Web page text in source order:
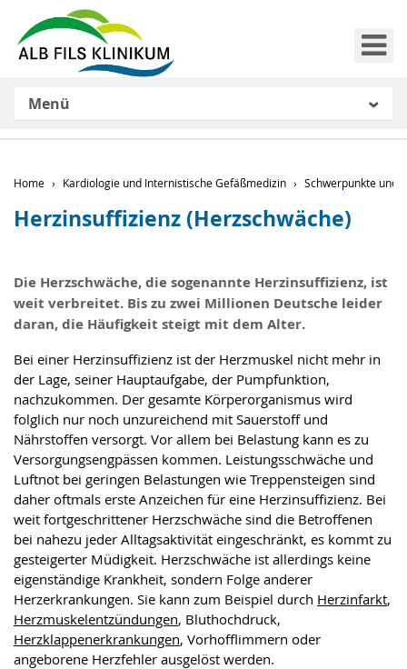
Menü
Home Kardiologie und Internistische Gefäßmedizin Schwerpunkte und
Herzinsuffizienz (Herzschwäche)
Die Herzschwäche, die sogenannte Herzinsuffizienz, ist
weit verbreitet. Bis zu zwei Millionen Deutsche leider
daran, die Häufigkeit steigt mit dem Alter.
Bei einer Herzinsuffizienz ist der Herzmuskel nicht mehr in
der Lage, seiner Hauptaufgabe, der Pumpfunktion,
nachzukommen. Der gesamte Körperorganismus wird
folglich nur noch unzureichend mit Sauerstoff und
Nährstoffen versorgt. Vor allem bei Belastung kann es zu
Versorgungsengpässen kommen. Leistungsschwäche und
Luftnot bei geringen Belastungen wie Treppensteigen sind
daher oftmals erste Anzeichen für eine Herzinsuffizienz. Bei
weit fortgeschrittener Herzschwäche sind die Betroffenen
bei nahezu jeder Alltagsaktivität eingeschränkt, es kommt zu
gesteigerter Müdigkeit. Herzschwäche ist allerdings keine
eigenständige Krankheit, sondern Folge anderer
Herzerkrankungen. Sie kann zum Beispiel durch Herzinfarkt,
Herzmuskelentzündungen, Bluthochdruck,
Herzklappenerkrankungen, Vorhofflimmern oder
angeborene Herzfehler ausgelöst werden.